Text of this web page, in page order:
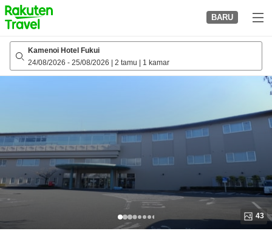
to
top
page
BARU
Kamenoi Hotel Fukui
24/08/2026 - 25/08/2026 2 tamu 1 kamar
43